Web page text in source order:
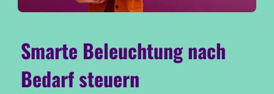
Smarte Beleuchtung nach
Bedarf steuern